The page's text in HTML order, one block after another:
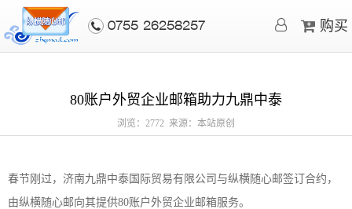
0755-26258257 购买
80账户外贸企业邮箱助力九鼎中泰
浏览：2772 来源：本站原创
春节刚过，济南九鼎中泰国际贸易有限公司与纵横随心邮签订合约，
由纵横随心邮向其提供80账户外贸企业邮箱服务。